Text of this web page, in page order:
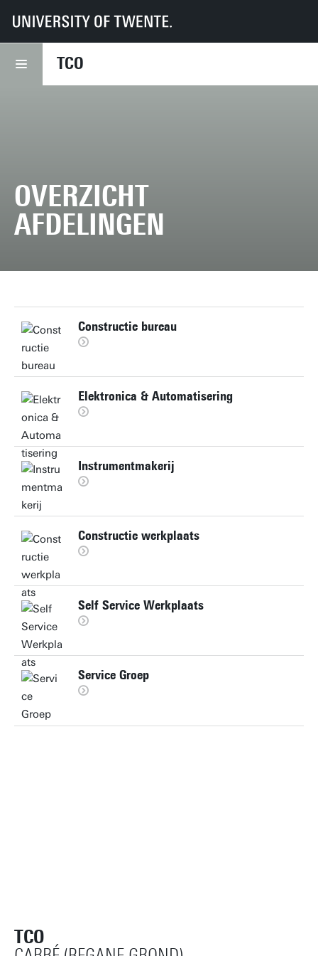
TCO
UT Faculteiten TNW TCO Afdelingen
OVERZICHT
AFDELINGEN
Constructie bureau
Elektronica & Automatisering
Instrumentmakerij
Constructie werkplaats
Self Service Werkplaats
Service Groep
TCO